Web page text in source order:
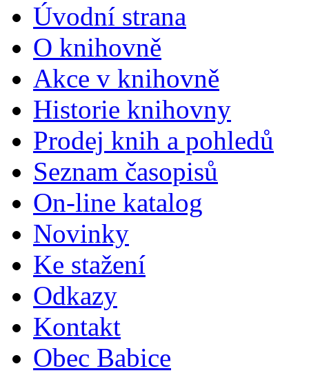
Úvodní strana
O knihovně
Akce v knihovně
Historie knihovny
Prodej knih a pohledů
Seznam časopisů
On-line katalog
Novinky
Ke stažení
Odkazy
Kontakt
Obec Babice